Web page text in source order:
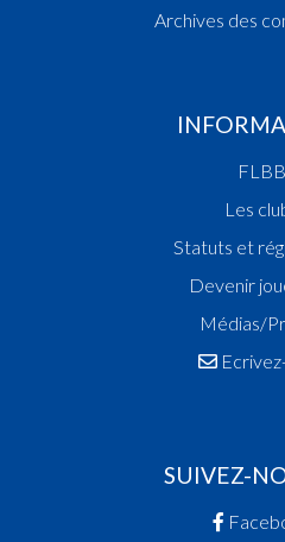
Archives des
FLBB
Les
Statuts et
Devenir
Médias/
SUIVEZ-